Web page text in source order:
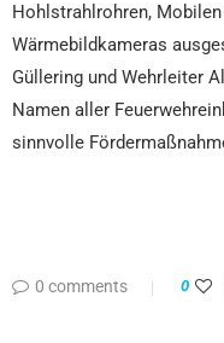
Hohlstrahlrohren,
Wärmebildkameras
Güllering und Wehrleiter
Namen aller
sinnvolle
0 comments 0